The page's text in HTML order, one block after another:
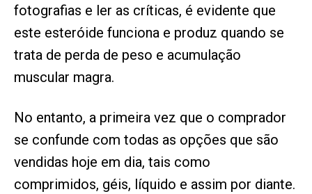
fotografias e ler as críticas, é evidente que
este esteróide funciona e produz quando se
trata de perda de peso e acumulação
muscular magra.
No entanto, a primeira vez que o comprador
se confunde com todas as opções que são
vendidas hoje em dia, tais como
comprimidos, géis, líquido e assim por diante.